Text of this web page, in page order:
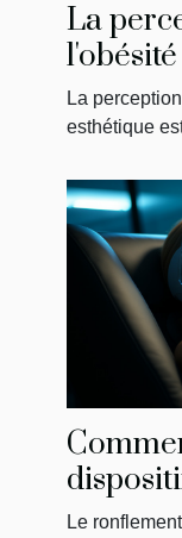
La
La
esthétique
vous
Le